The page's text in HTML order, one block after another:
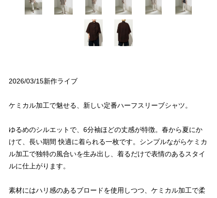
2026/03/15新作ライブ
ケミカル加工で魅せる、新しい定番ハーフスリーブシャツ。
ゆるめのシルエットで、6分袖ほどの丈感が特徴。春から夏にか
けて、長い期間 快適に着られる一枚です。シンプルながらケミカ
ル加工で独特の風合いを生み出し、着るだけで表情のあるスタイ
ルに仕上がります。
素材にはハリ感のあるブロードを使用しつつ、ケミカル加工で柔